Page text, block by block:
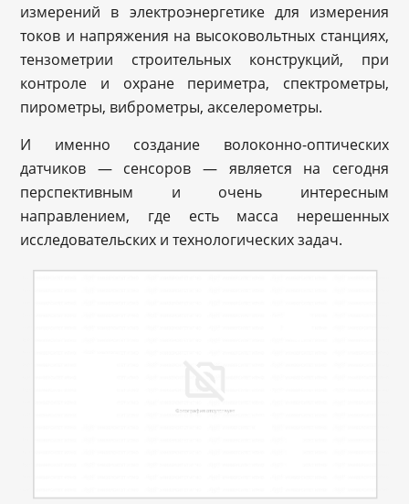
измерений в электроэнергетике для измерения
токов и напряжения на высоковольтных станциях,
тензометрии строительных конструкций, при
контроле и охране периметра, спектрометры,
пирометры, виброметры, акселерометры.
И именно создание волоконно-оптических
датчиков — сенсоров — является на сегодня
перспективным и очень интересным
направлением, где есть масса нерешенных
исследовательских и технологических задач.